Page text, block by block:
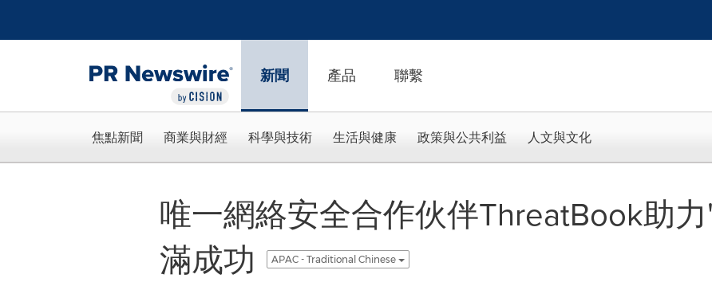
新聞 產品 聯繫
焦點新聞 商業與財經 科學與技術 生活與健康 政策與公共利益 人文與文化
唯一網絡安全合作伙伴ThreatBook助
滿成功
APAC - Traditional Chinese